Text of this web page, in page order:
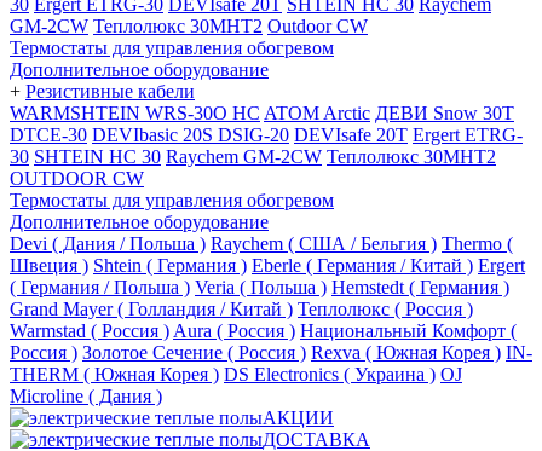
30 Ergert ETRG-30 DEVIsafe 20T SHTEIN HC 30 Raychem
GM-2CW Теплолюкс 30МНТ2 Outdoor CW
Термостаты для управления обогревом
Дополнительное оборудование
+ Резистивные кабели
WARMSHTEIN WRS-30O HC ATOM Arctic ДЕВИ Snow 30T
DTCE-30 DEVIbasic 20S DSIG-20 DEVIsafe 20T Ergert ETRG-
30 SHTEIN HC 30 Raychem GM-2CW Теплолюкс 30МНТ2
OUTDOOR CW
Термостаты для управления обогревом
Дополнительное оборудование
Devi ( Дания / Польша ) Raychem ( США / Бельгия ) Thermo (
Швеция ) Shtein ( Германия ) Eberle ( Германия / Китай ) Ergert
( Германия / Польша ) Veria ( Польша ) Hemstedt ( Германия )
Grand Mayer ( Голландия / Китай ) Теплолюкс ( Россия )
Warmstad ( Россия ) Aura ( Россия ) Национальный Комфорт (
Россия ) Золотое Сечение ( Россия ) Rexva ( Южная Корея ) IN-
THERM ( Южная Корея ) DS Electronics ( Украина ) OJ
Microline ( Дания )
АКЦИИ
ДОСТАВКА